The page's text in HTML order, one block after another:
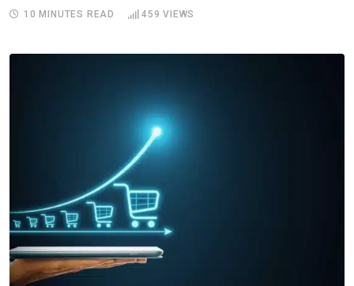
10 MINUTES READ 459 VIEWS